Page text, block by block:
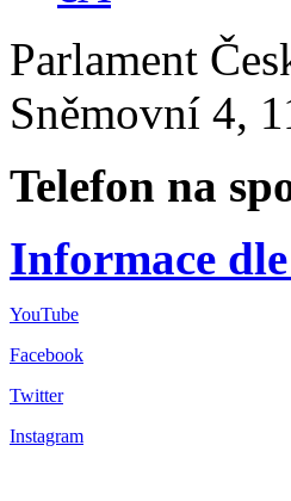
Parlament
Sněmovní 4,
Telefon na
Informace
YouTube
Facebook
Twitter
Instagram